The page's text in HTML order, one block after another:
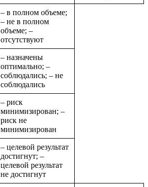
– в полном объеме;
– не в полном
объеме; –
отсутствуют
– назначены
оптимально; –
соблюдались; – не
соблюдались
– риск
минимизирован; –
риск не
минимизирован
– целевой результат
достигнут; –
целевой результат
не достигнут